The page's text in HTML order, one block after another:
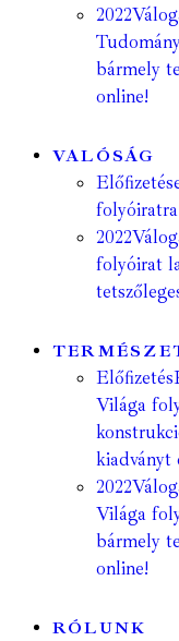
2022
bármely
online!
VALÓSÁG
2022
folyóirat
Előfizetés
Világa
kiadványt
2022
Világa
bármely
online!
RÓLUNK